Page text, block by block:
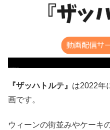
『ザッハトルテ』 は2022年
画です。
ウィーンの街並みやケーキ